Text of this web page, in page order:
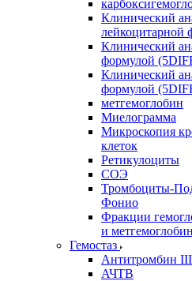
Клинический
лейкоцитарной
Клинический
формулой
Клинический
формулой
метгемоглобин
Миелограмма
Микроскопия
клеток
Ретикулоциты
СОЭ
Тромбоциты-
Фонио
Фракции
и
Гемостаз
Антитромбин III
АЧТВ